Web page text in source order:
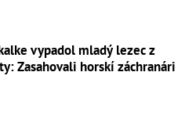
vypadol mladý lezec z
Zasahovali horskí záchranári